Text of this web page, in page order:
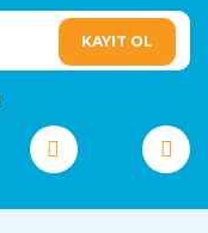
KAYIT OL